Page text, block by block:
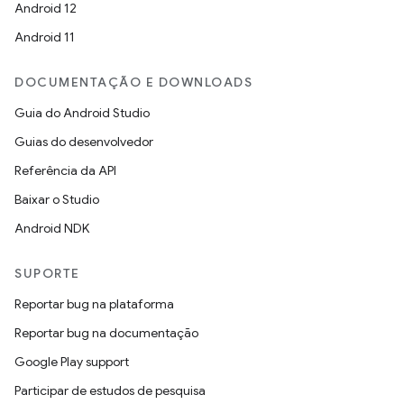
Android 12
Android 11
DOCUMENTAÇÃO E DOWNLOADS
Guia do Android Studio
Guias do desenvolvedor
Referência da API
Baixar o Studio
Android NDK
SUPORTE
Reportar bug na plataforma
Reportar bug na documentação
Google Play support
Participar de estudos de pesquisa